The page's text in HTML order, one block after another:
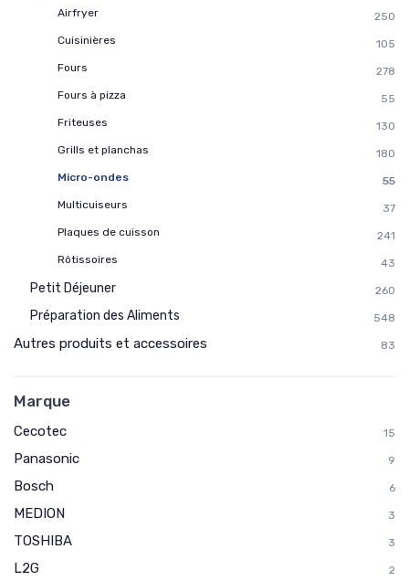
Airfryer
250
Cuisinières
105
Fours
278
Fours à pizza
55
Friteuses
130
Grills et planchas
180
Micro-ondes
55
Multicuiseurs
37
Plaques de cuisson
241
Rôtissoires
43
Petit Déjeuner 260
Préparation des Aliments 548
Autres produits et accessoires 83
Marque
Cecotec 15
Panasonic 9
Bosch 6
MEDION 3
TOSHIBA 3
L2G 2